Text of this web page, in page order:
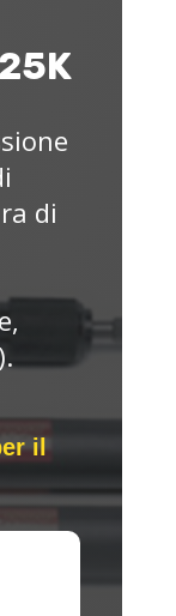
di
il